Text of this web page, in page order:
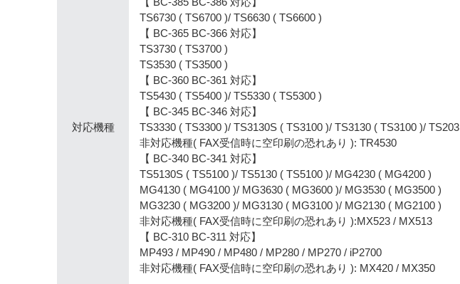
対応機種
TS6730 ( TS6700 )/ TS6630 ( TS6600 )
【 BC-365 BC-366 対応】
TS3730 ( TS3700 )
TS3530 ( TS3500 )
【 BC-360 BC-361 対応】
TS5430 ( TS5400 )/ TS5330 ( TS5300 )
【 BC-345 BC-346 対応】
TS3330 ( TS3300 )/ TS3130S ( TS3100 )/ TS3130 ( TS3100 )/ TS203
非対応機種( FAX受信時に空印刷の恐れあり ): TR4530
【 BC-340 BC-341 対応】
TS5130S ( TS5100 )/ TS5130 ( TS5100 )/ MG4230 ( MG4200 )
MG4130 ( MG4100 )/ MG3630 ( MG3600 )/ MG3530 ( MG3500 )
MG3230 ( MG3200 )/ MG3130 ( MG3100 )/ MG2130 ( MG2100 )
非対応機種( FAX受信時に空印刷の恐れあり ):MX523 / MX513
【 BC-310 BC-311 対応】
MP493 / MP490 / MP480 / MP280 / MP270 / iP2700
非対応機種( FAX受信時に空印刷の恐れあり ): MX420 / MX350